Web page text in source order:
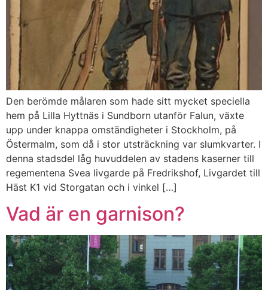
Den berömde målaren som hade sitt mycket speciella
hem på Lilla Hyttnäs i Sundborn utanför Falun, växte
upp under knappa omständigheter i Stockholm, på
Östermalm, som då i stor utsträckning var slumkvarter. I
denna stadsdel låg huvuddelen av stadens kaserner till
regementena Svea livgarde på Fredrikshof, Livgardet till
Häst K1 vid Storgatan och i vinkel […]
Vad är en garnison?